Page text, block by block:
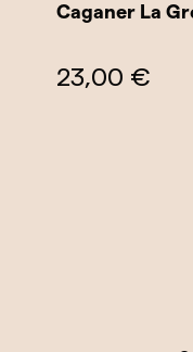
Caganer La
23,00 €